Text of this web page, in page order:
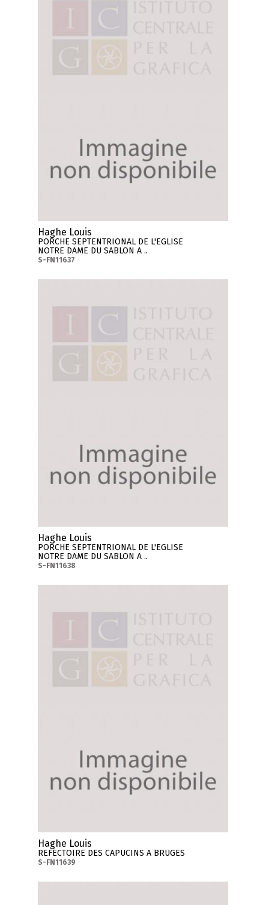
Haghe Louis
PORCHE SEPTENTRIONAL DE L'EGLISE
NOTRE DAME DU SABLON A ..
S-FN11637
Haghe Louis
PORCHE SEPTENTRIONAL DE L'EGLISE
NOTRE DAME DU SABLON A ..
S-FN11638
Haghe Louis
REFECTOIRE DES CAPUCINS A BRUGES
S-FN11639